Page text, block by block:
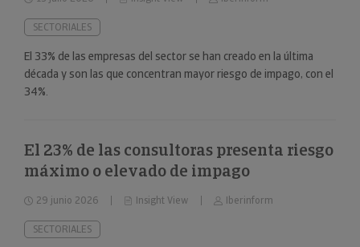
en riesgo máximo o elevado de impago
SECTORIALES
El 33% de las empresas del sector se han creado en la última
década y son las que concentran mayor riesgo de impago, con el
34%.
El 23% de las consultoras presenta riesgo
máximo o elevado de impago
29 junio 2026 Insight View Iberinform
SECTORIALES